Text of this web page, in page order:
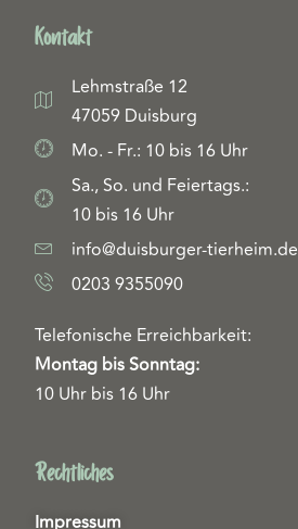
Kontakt
Lehmstraße 12
47059 Duisburg
Mo. - Fr.: 10 bis 16 Uhr
Sa., So. und Feiertags.:
10 bis 16 Uhr
info@duisburger-tierheim.de
0203 9355090
Telefonische Erreichbarkeit:
Montag bis Sonntag:
10 Uhr bis 16 Uhr
Rechtliches
Impressum